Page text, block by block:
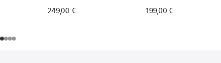
249,00 €
199,00 €